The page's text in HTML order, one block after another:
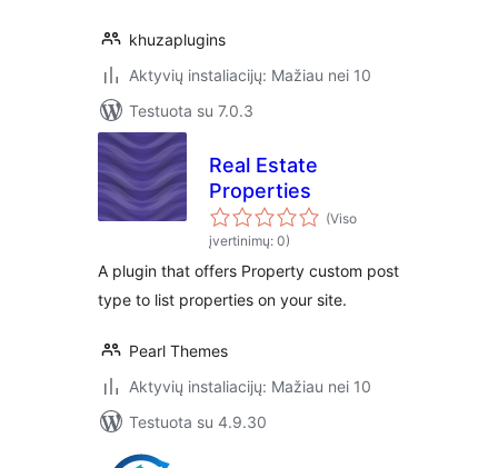
khuzaplugins
Aktyvių instaliacijų: Mažiau nei 10
Testuota su 7.0.3
Real Estate
Properties
(Viso
įvertinimų: 0)
A plugin that offers Property custom post
type to list properties on your site.
Pearl Themes
Aktyvių instaliacijų: Mažiau nei 10
Testuota su 4.9.30